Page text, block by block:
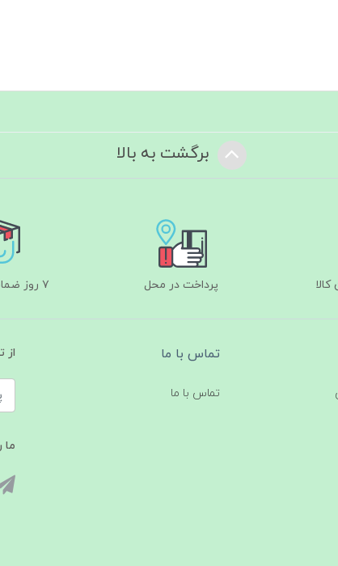
برگشت به بالا
پرداخت در محل ۷ روز ضمانت بازگشت
تماس با ما
تماس با ما
از
ما